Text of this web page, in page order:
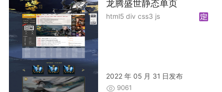
龙腾盛世静态单页
html5 div css3 js
2022 年 05 月 31 日发布
9061